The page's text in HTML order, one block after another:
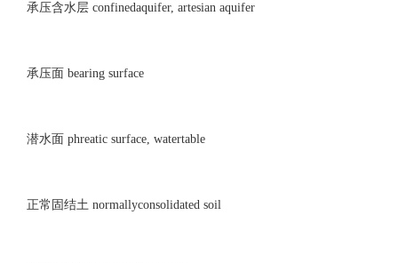
承压含水层 confinedaquifer, artesian aquifer
承压面 bearing surface
潜水面 phreatic surface, watertable
正常固结土 normallyconsolidated soil